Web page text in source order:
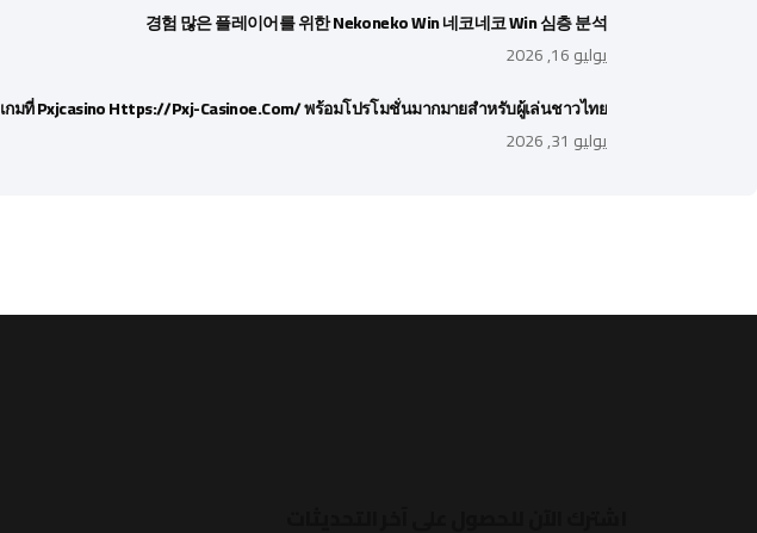
경험 많은 플레이어를 위한 Nekoneko Win 네코네코 Win 심층 분석
يوليو 16, 2026
กมที่ Pxjcasino Https://pxj-Casinoe.com/ พร้อมโปรโมชั่นมากมายสำหรับผู้เล่นชาวไทย
يوليو 31, 2026